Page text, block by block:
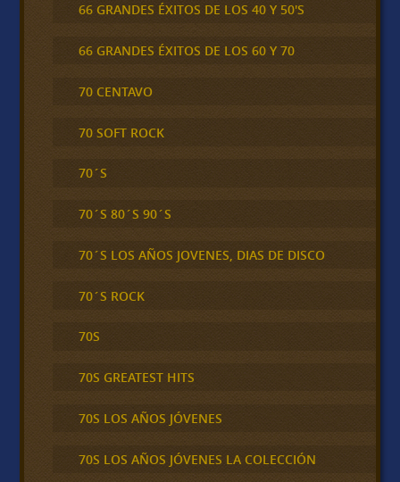
66 GRANDES ÉXITOS DE LOS 40 Y 50'S
66 GRANDES ÉXITOS DE LOS 60 Y 70
70 CENTAVO
70 SOFT ROCK
70´S
70´S 80´S 90´S
70´S LOS AÑOS JOVENES, DIAS DE DISCO
70´S ROCK
70S
70S GREATEST HITS
70S LOS AÑOS JÓVENES
70S LOS AÑOS JÓVENES LA COLECCIÓN